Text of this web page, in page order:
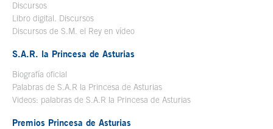
Discursos
Libro digital. Discursos
Discursos de S.M. el Rey en vídeo
S.A.R. la Princesa de Asturias
Biografía oficial
Palabras de S.A.R la Princesa de Asturias
Videos: palabras de S.A.R la Princesa de Asturias
Premios Princesa de Asturias